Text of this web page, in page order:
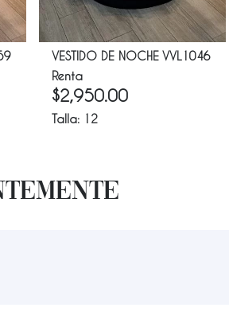
VESTIDO DE NOCHE VVL1046
Renta
$2,950.00
Talla: 12